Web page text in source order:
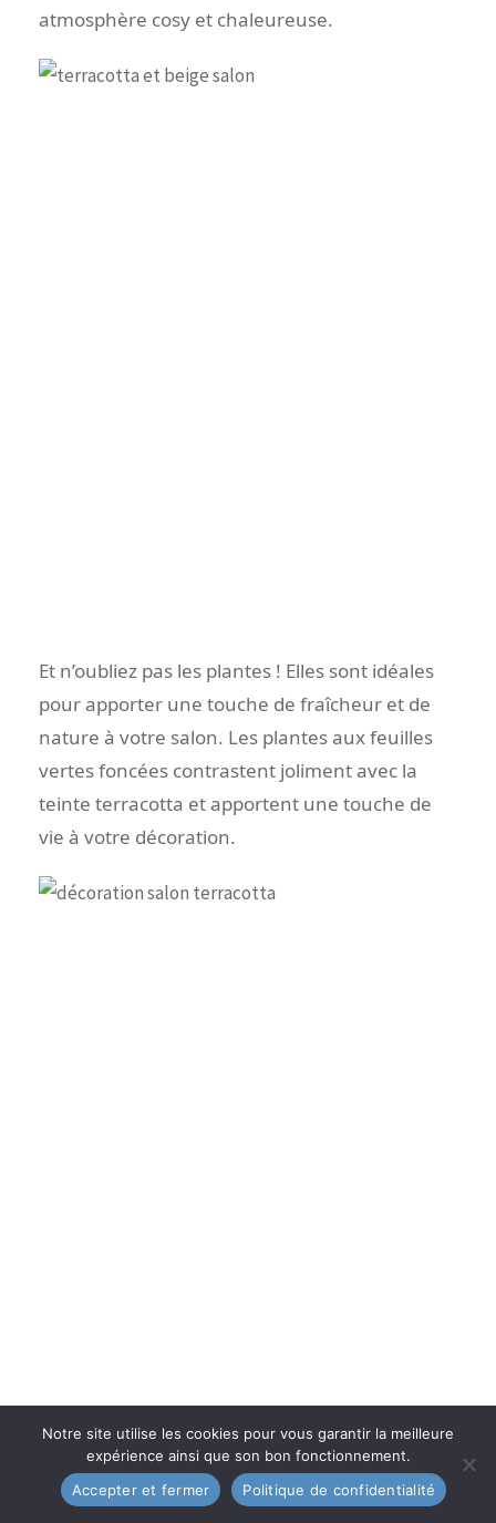
atmosphère cosy et chaleureuse.
Et n’oubliez pas les plantes ! Elles sont idéales
pour apporter une touche de fraîcheur et de
nature à votre salon. Les plantes aux feuilles
vertes foncées contrastent joliment avec la
teinte terracotta et apportent une touche de
vie à votre décoration.
En conclusion, le salon terracotta est une
Notre site utilise les cookies pour vous garantir la meilleure
expérience ainsi que son bon fonctionnement.
Accepter et fermer
Politique de confidentialité